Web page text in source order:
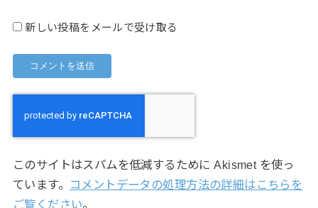
新しい投稿をメールで受け取る
このサイトはスパムを低減するために Akismet を使っ
ています。
コメントデータの処理方法の詳細はこちらを
ご覧ください。